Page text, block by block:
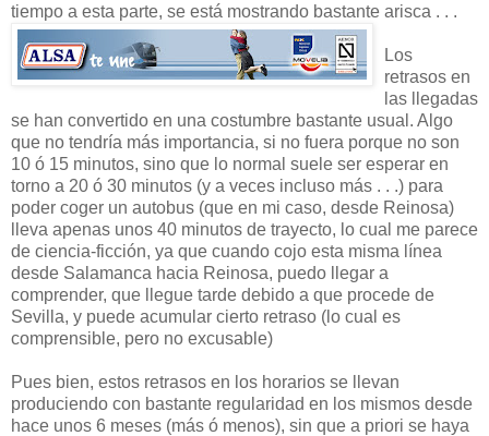
tiempo a esta parte, se está mostrando bastante arisca . . .
Los
retrasos en
las llegadas
se han convertido en una costumbre bastante usual. Algo
que no tendría más importancia, si no fuera porque no son
10 ó 15 minutos, sino que lo normal suele ser esperar en
torno a 20 ó 30 minutos (y a veces incluso más . . .) para
poder coger un autobus (que en mi caso, desde Reinosa)
lleva apenas unos 40 minutos de trayecto, lo cual me parece
de ciencia-ficción, ya que cuando cojo esta misma línea
desde Salamanca hacia Reinosa, puedo llegar a
comprender, que llegue tarde debido a que procede de
Sevilla, y puede acumular cierto retraso (lo cual es
comprensible, pero no excusable)
Pues bien, estos retrasos en los horarios se llevan
produciendo con bastante regularidad en los mismos desde
hace unos 6 meses (más ó menos), sin que a priori se haya